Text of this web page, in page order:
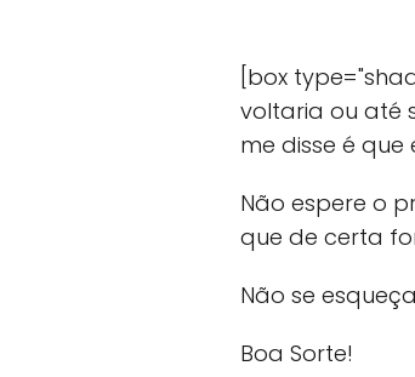
[box
voltaria ou até
me disse é
Não espere o
que de certa
Não se
Boa Sorte!